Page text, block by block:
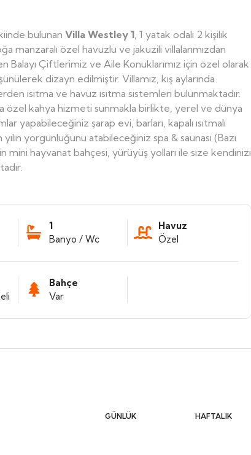
bulunan Villa Westley 1, 1 yatak odalı 2 kişilik
manzaralı özel havuzlu ve jakuzili villalarımızdan
Çiftlerimiz ve Aile Konuklarımız için özel olarak
dizayn edilmiştir. Villamız, kış aylarında
ısıtma ve havuz ısıtma sistemleri bulunmaktadır.
özel kahya hizmeti sunmakla birlikte, yerel ve dünya
yapabileceğiniz şarap evi, barları, kapalı ısıtmalı
yorgunluğunu atabileceğiniz spa & saunası (Bazı
hayvanat bahçesi, yürüyüş yolları ile size kendinizi
1
Banyo / Wc
Havuz
Özel
Bahçe
Var
GÜNLÜK HAFTALIK